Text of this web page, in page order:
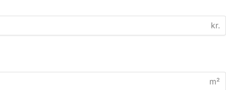
kr.
m²